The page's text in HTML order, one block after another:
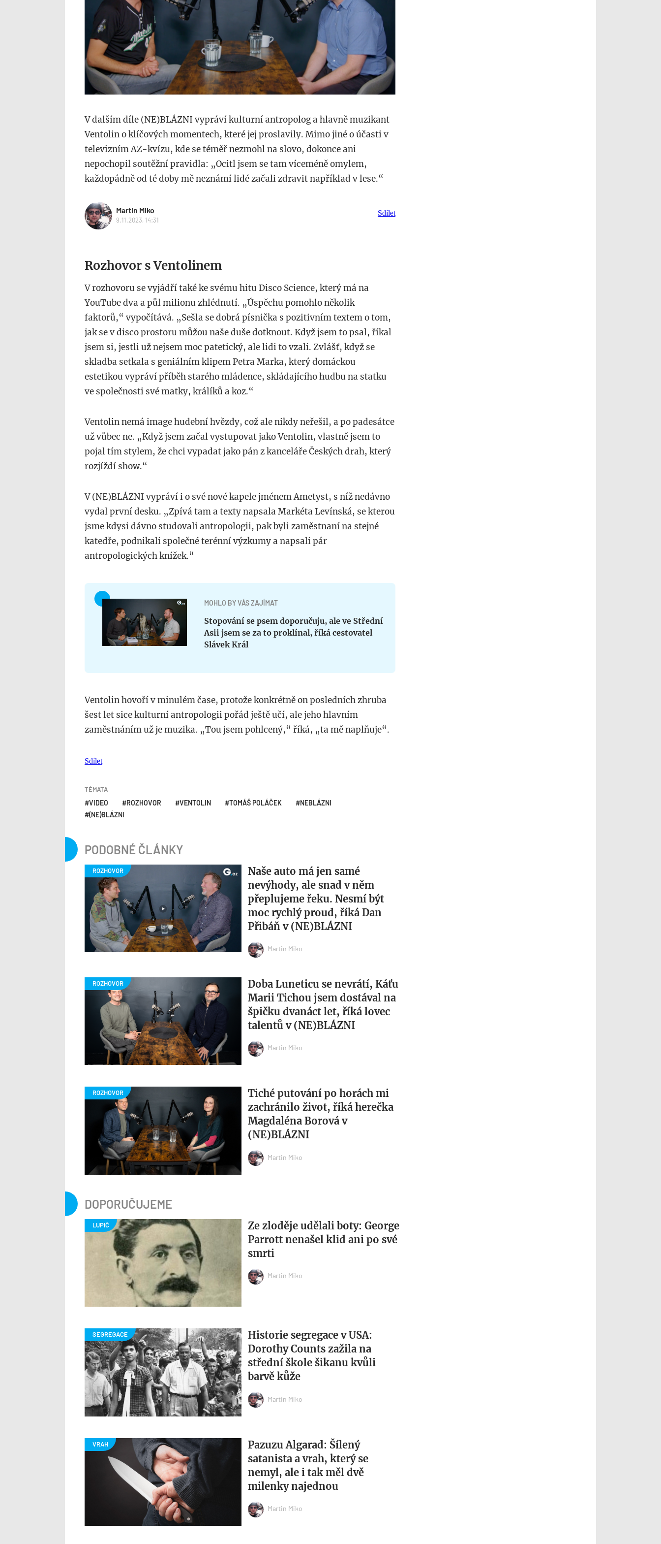
V dalším díle (NE)BLÁZNI vypráví kulturní antropolog a hlavně muzikant
Ventolin o klíčových momentech, které jej proslavily. Mimo jiné o účasti v
televizním AZ-kvízu, kde se téměř nezmohl na slovo, dokonce ani
nepochopil soutěžní pravidla: „Ocitl jsem se tam víceméně omylem,
každopádně od té doby mě neznámí lidé začali zdravit například v lese.“
Martin Miko
9.11.2023, 14:31
Sdílet
Rozhovor s Ventolinem
V rozhovoru se vyjádří také ke svému hitu Disco Science, který má na
YouTube dva a půl milionu zhlédnutí. „Úspěchu pomohlo několik
faktorů,“ vypočítává. „Sešla se dobrá písnička s pozitivním textem o tom,
jak se v disco prostoru můžou naše duše dotknout. Když jsem to psal, říkal
jsem si, jestli už nejsem moc patetický, ale lidi to vzali. Zvlášť, když se
skladba setkala s geniálním klipem Petra Marka, který domáckou
estetikou vypráví příběh starého mládence, skládajícího hudbu na statku
ve společnosti své matky, králíků a koz.“
Ventolin nemá image hudební hvězdy, což ale nikdy neřešil, a po padesátce
už vůbec ne. „Když jsem začal vystupovat jako Ventolin, vlastně jsem to
pojal tím stylem, že chci vypadat jako pán z kanceláře Českých drah, který
rozjíždí show.“
V (NE)BLÁZNI vypráví i o své nové kapele jménem Ametyst, s níž nedávno
vydal první desku. „Zpívá tam a texty napsala Markéta Levínská, se kterou
jsme kdysi dávno studovali antropologii, pak byli zaměstnaní na stejné
katedře, podnikali společné terénní výzkumy a napsali pár
antropologických knížek.“
MOHLO BY VÁS ZAJÍMAT
Stopování se psem doporučuju, ale ve Střední
Asii jsem se za to proklínal, říká cestovatel
Slávek Král
Ventolin hovoří v minulém čase, protože konkrétně on posledních zhruba
šest let sice kulturní antropologii pořád ještě učí, ale jeho hlavním
zaměstnáním už je muzika. „Tou jsem pohlcený,“ říká, „ta mě naplňuje“.
Sdílet
TÉMATA
VIDEO ROZHOVOR VENTOLIN TOMÁŠ POLÁČEK
NEBLÁZNI
(NE)BLÁZNI
PODOBNÉ ČLÁNKY
Naše auto má jen samé
nevýhody, ale snad v něm
přeplujeme řeku. Nesmí být
moc rychlý proud, říká Dan
Přibáň v (NE)BLÁZNI
Martin Miko
Doba Luneticu se nevrátí, Káťu
Marii Tichou jsem dostával na
špičku dvanáct let, říká lovec
talentů v (NE)BLÁZNI
Martin Miko
Tiché putování po horách mi
zachránilo život, říká herečka
Magdaléna Borová v
(NE)BLÁZNI
Martin Miko
DOPORUČUJEME
Ze zloděje udělali boty: George
Parrott nenašel klid ani po své
smrti
Martin Miko
Historie segregace v USA:
Dorothy Counts zažila na
střední škole šikanu kvůli
barvě kůže
Martin Miko
Pazuzu Algarad: Šílený
satanista a vrah, který se
nemyl, ale i tak měl dvě
milenky najednou
Martin Miko